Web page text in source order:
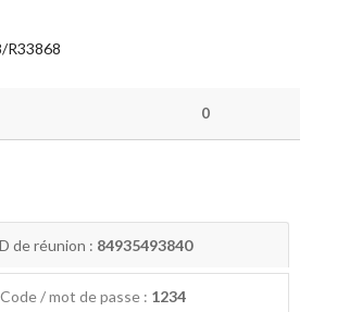
R33868
0
de réunion : 84935493840
Code / mot de passe : 1234